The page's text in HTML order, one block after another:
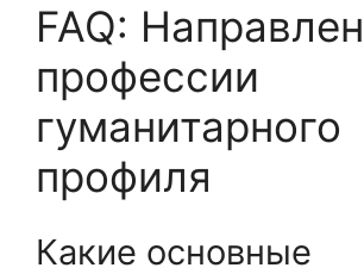
FAQ:
профессии
гуманитарного
профиля
Какие основные